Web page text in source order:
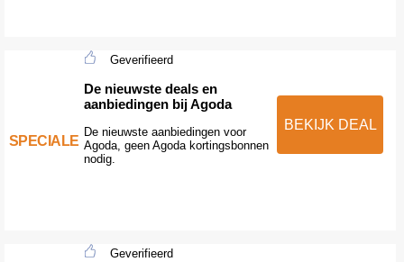
SPECIALE
Geverifieerd
De nieuwste deals en
aanbiedingen bij Agoda
De nieuwste aanbiedingen voor
Agoda, geen Agoda kortingsbonnen
nodig.
BEKIJK DEAL
Geverifieerd